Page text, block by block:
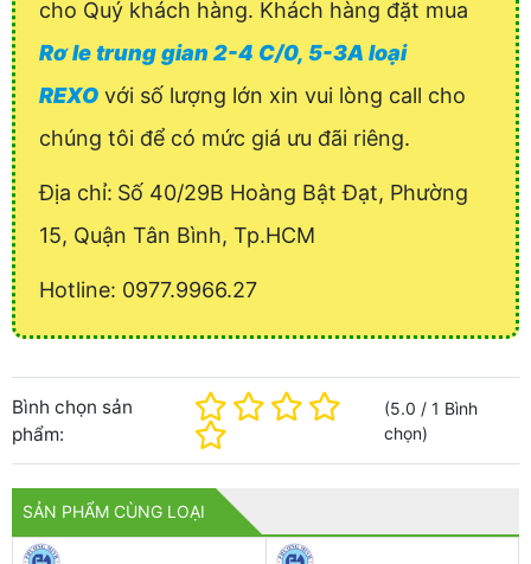
cho Quý khách hàng. Khách hàng đặt mua
Rơ le trung gian 2-4 C/0, 5-3A loại
REXO với số lượng lớn xin vui lòng call cho
chúng tôi để có mức giá ưu đãi riêng.
Địa chỉ: Số 40/29B Hoàng Bật Đạt, Phường
15, Quận Tân Bình, Tp.HCM
Hotline: 0977.9966.27
Bình chọn sản
phẩm:
(5.0 /1 Bình
chọn)
SẢN PHẨM CÙNG LOẠI